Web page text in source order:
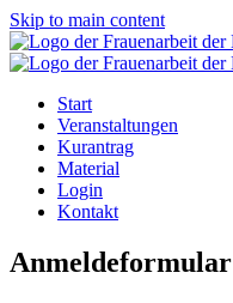
Skip to main content
Start
Veranstaltungen
Kurantrag
Material
Login
Kontakt
Anmeldeformular